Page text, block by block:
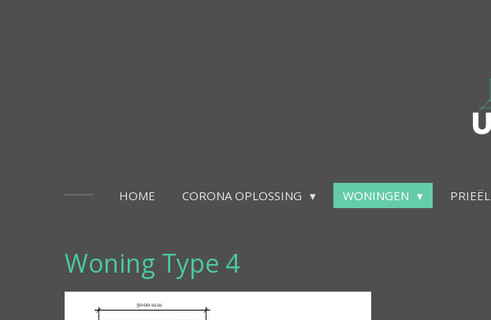
HOME CORONA OPLOSSING WONINGEN PRIEËL
Woning Type 4